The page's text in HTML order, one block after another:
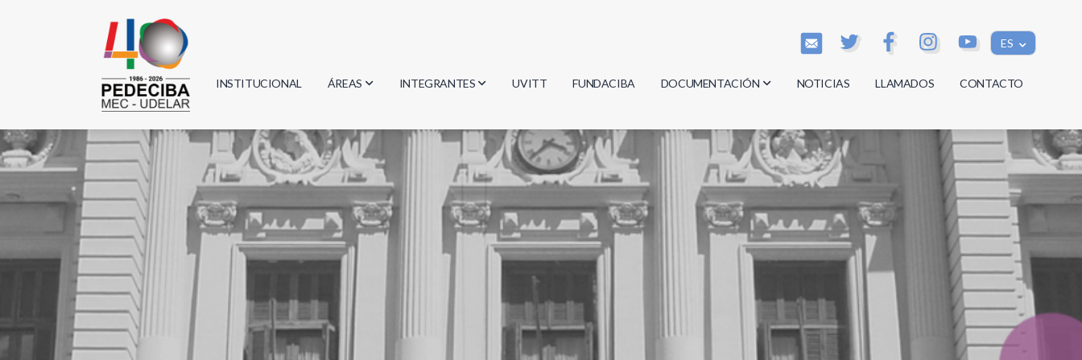
ES
INSTITUCIONAL ÁREAS
Biología
Física
Geociencias
Informática
Matemática
INTEGRANTES
Investigadores
Estudiantes
Egresados
UVITT FUNDACIBA DOCUMENTACIÓN
Actas
Reglamentos
Documentos
NOTICIAS LLAMADOS CONTACTO